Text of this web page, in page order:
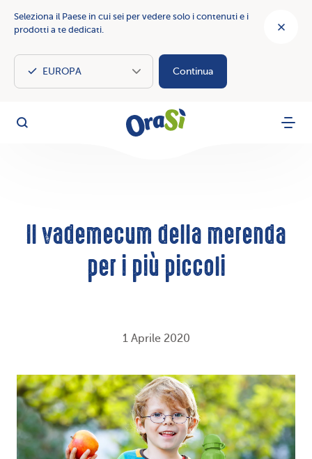
Seleziona il Paese in cui sei per vedere solo i contenuti e i
prodotti a te dedicati.
Continua
OraSì
Cerca Menu
Il vademecum della merenda
per i più piccoli
1 Aprile 2020